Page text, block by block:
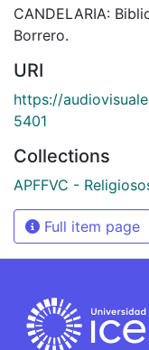
CANDELARIA:
Borrero.
URI
https://
5401
Collections
APFFVC -
Full item page